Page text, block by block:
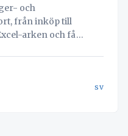
och
från inköp till
arken och få
sv